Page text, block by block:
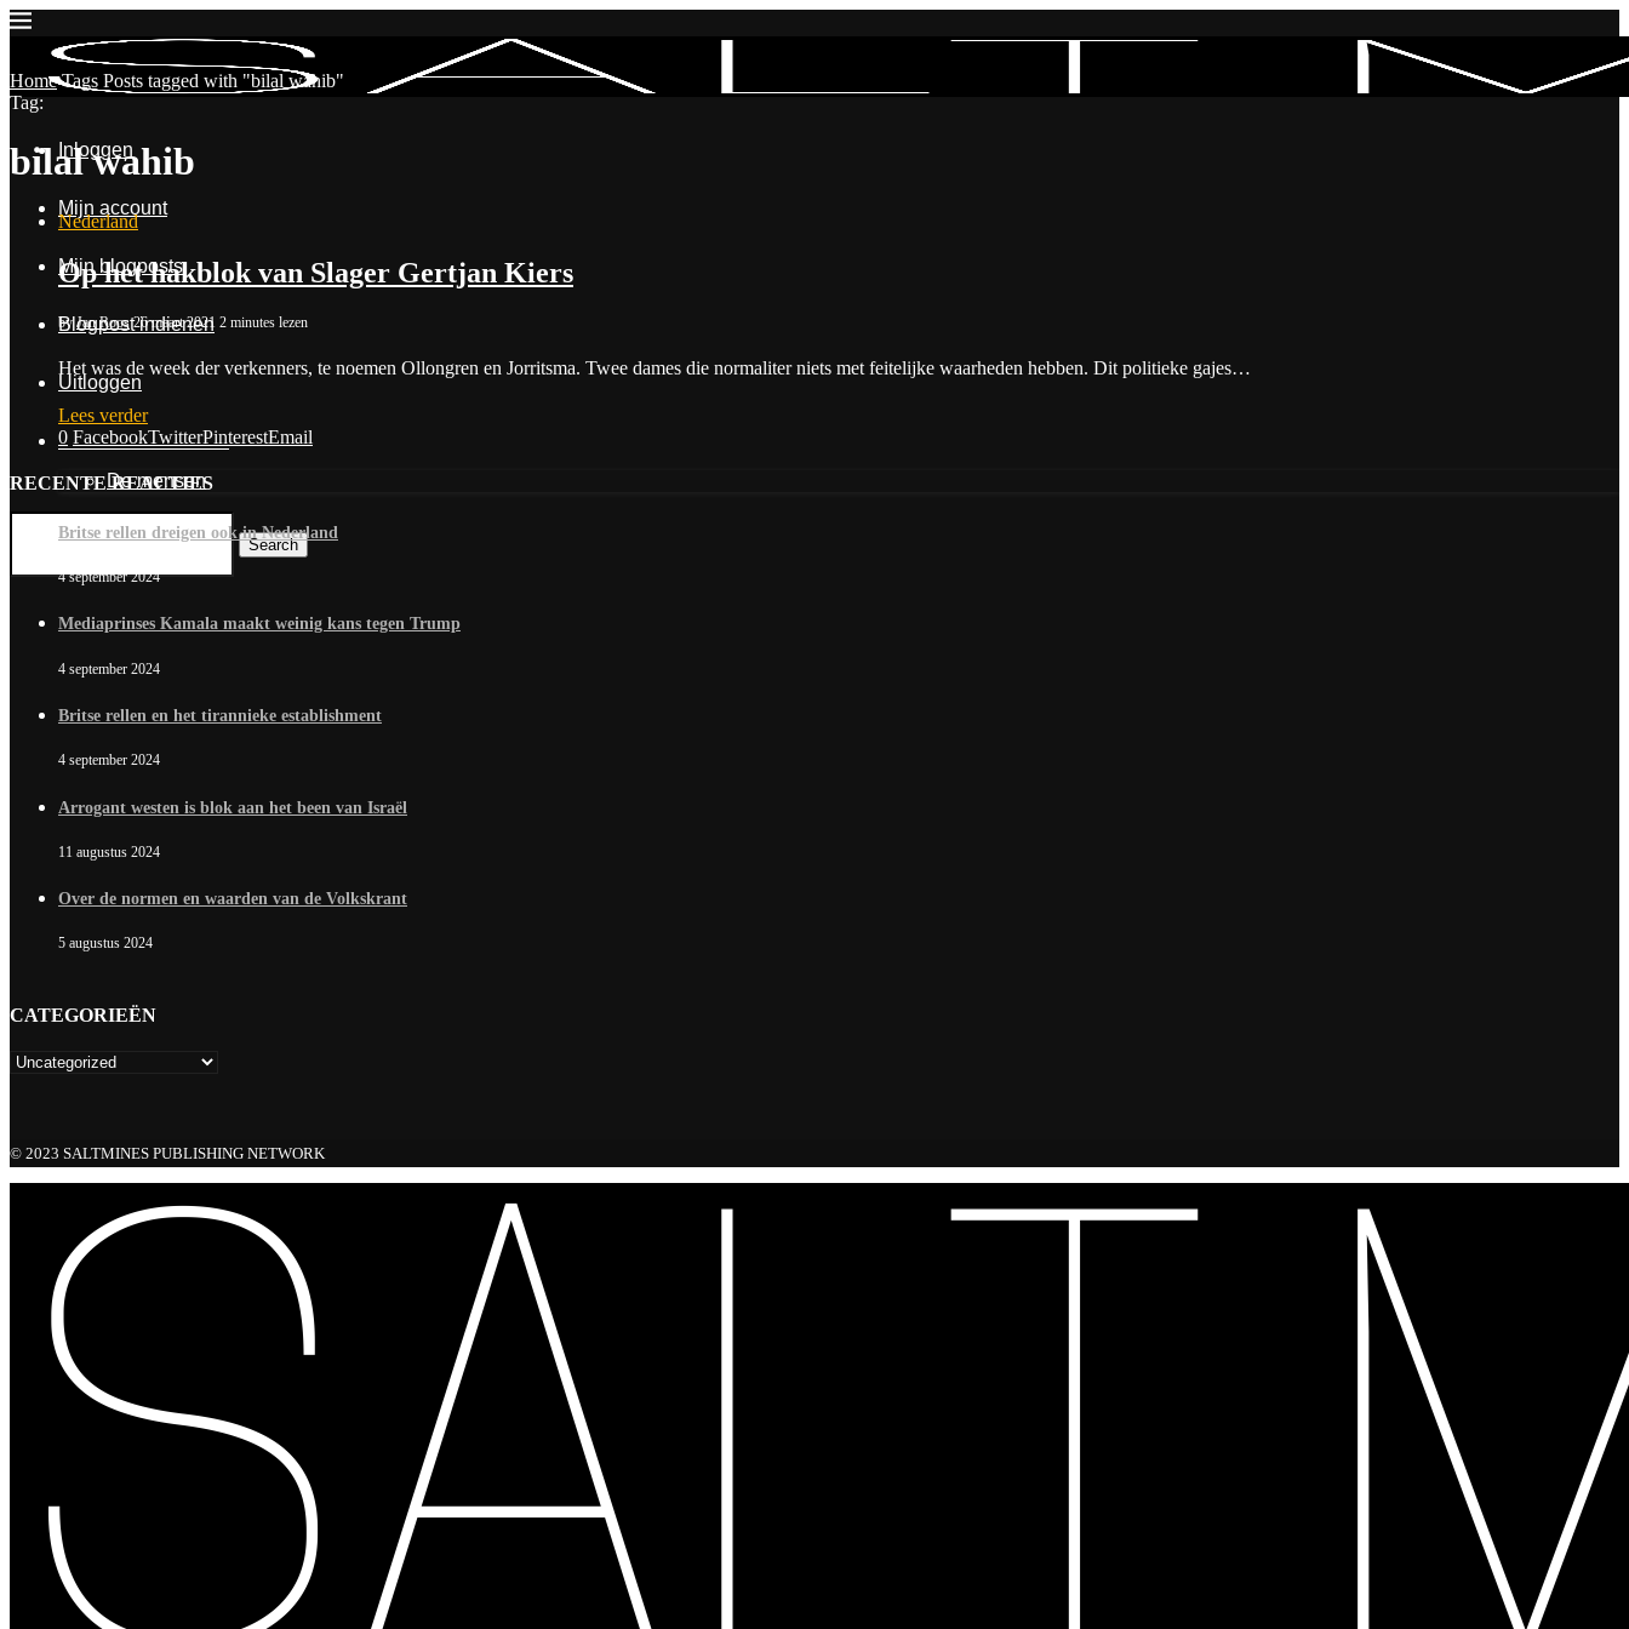
Inloggen
Mijn account
Mijn blogposts
Blogpost indienen
Uitloggen
Contact & Over Ons
De mensen
Search
Home Tags Posts tagged with "bilal wahib"
Tag:
bilal wahib
Nederland
Op het hakblok van Slager Gertjan Kiers
byJan Roos 26 maart 2021 2 minutes lezen
Het was de week der verkenners, te noemen Ollongren en Jorritsma. Twee dames die normaliter niets met feitelijke waarheden hebben. Dit politieke gajes…
Lees verder
0 FacebookTwitterPinterestEmail
RECENTE REACTIES
Britse rellen dreigen ook in Nederland
4 september 2024
Mediaprinses Kamala maakt weinig kans tegen Trump
4 september 2024
Britse rellen en het tirannieke establishment
4 september 2024
Arrogant westen is blok aan het been van Israël
11 augustus 2024
Over de normen en waarden van de Volkskrant
5 augustus 2024
CATEGORIEËN
© 2023 SALTMINES PUBLISHING NETWORK